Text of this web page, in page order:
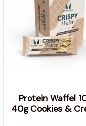
Protein Waffel
40g Cookies &